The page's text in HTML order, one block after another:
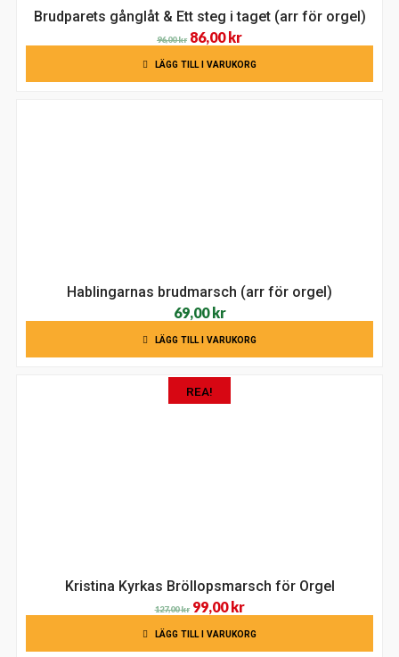
Brudparets gånglåt & Ett steg i taget (arr för orgel)
96,00kr Det
ursprungliga
priset
86,00krDet
nuvarande
priset
LÄGG TILL I VARUKORG
Hablingarnas brudmarsch (arr för orgel)
69,00kr
LÄGG TILL I VARUKORG
REA!
Kristina Kyrkas Bröllopsmarsch för Orgel
127,00kr Det
ursprungliga
priset
99,00krDet
nuvarande
priset
LÄGG TILL I VARUKORG